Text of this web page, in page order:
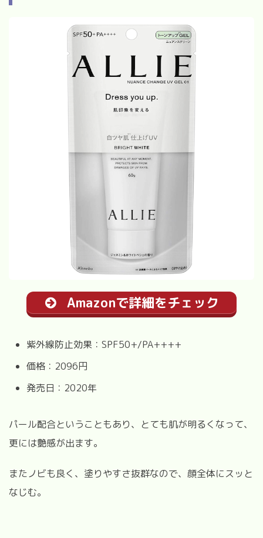
Amazonで詳細をチェック
紫外線防止効果：SPF50+/PA++++
価格：2096円
発売日：2020年
パール配合ということもあり、とても肌が明るくなって、
更には艶感が出ます。
またノビも良く、塗りやすさ抜群なので、顔全体にスッと
なじむ。